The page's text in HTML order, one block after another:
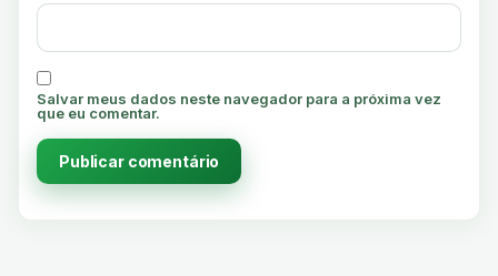
Salvar meus dados neste navegador para a próxima vez
que eu comentar.